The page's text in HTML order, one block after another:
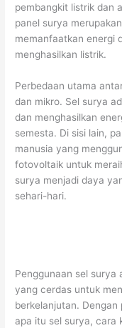
pembangkit listrik dan
panel surya
memanfaatkan energi
menghasilkan listrik.
Perbedaan utama
dan mikro. Sel surya
dan menghasilkan
semesta. Di sisi lain,
manusia yang
fotovoltaik untuk
surya menjadi daya
sehari-hari.
Penggunaan sel surya
yang cerdas untuk
berkelanjutan.
apa itu sel surya, cara